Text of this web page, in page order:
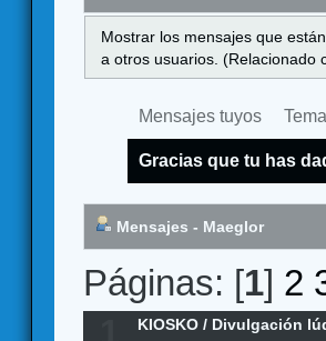
Mostrar los mensajes que
a otros usuarios. (Relacionado
Mensajes tuyos
Gracias que tu has
Mensajes - Maeglor
Páginas: [1] 2
KIOSKO / Divulgación